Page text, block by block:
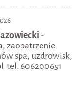
-
zaopatrzenie
spa, uzdrowisk,
tel. 606200651